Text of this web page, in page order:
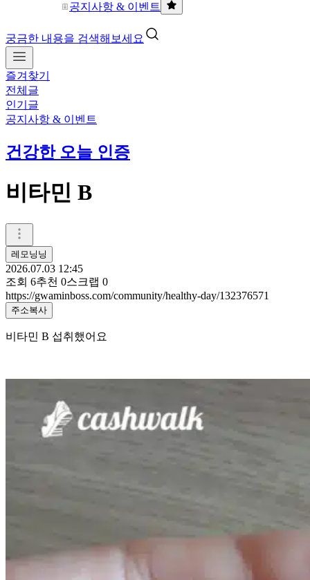
공지사항 & 이벤트
궁금한 내용을 검색해보세요
즐겨찾기
전체글
인기글
공지사항 & 이벤트
건강한 오늘 인증
비타민 B
레모닝닝
2026.07.03 12:45
조회 6추천 0스크랩 0
https://gwaminboss.com/community/healthy-day/132376571
주소복사
비타민 B 섭취했어요